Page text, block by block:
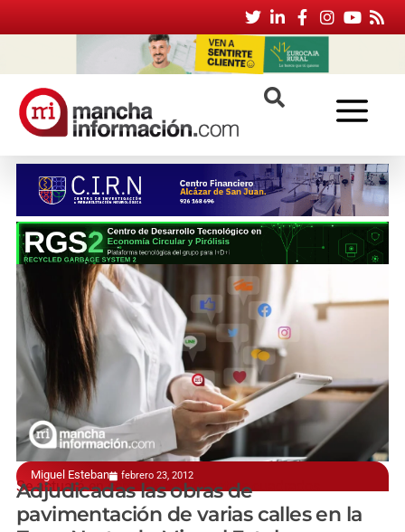
Miguel Esteban febrero 23, 2012
Se actuará en cerca de 6.000 metros cuadrados
Adjudicadas las obras de
pavimentación de varias calles en la